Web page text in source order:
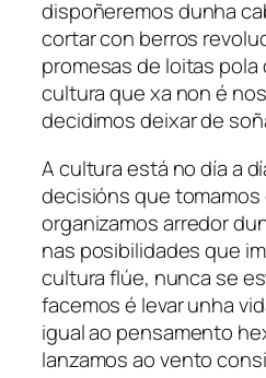
dispoñeremos dunha
cortar con berros
promesas de loitas
cultura que xa non é
decidimos deixar de
A cultura está no día a
decisións que
organizamos arredor
nas posibilidades que
cultura flúe, nunca se
facemos é levar unha
igual ao pensamento
lanzamos ao vento